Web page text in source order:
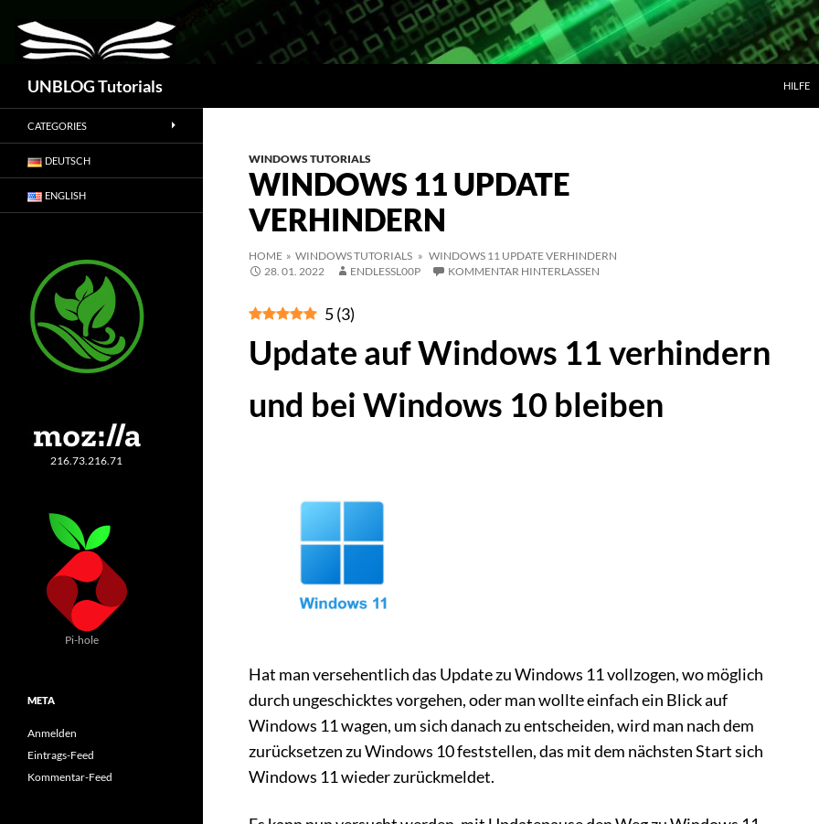
UNBLOG Tutorials
Suchen
HILFE
WINDOWS TUTORIALS
WINDOWS 11 UPDATE
VERHINDERN
HOME » WINDOWS TUTORIALS » WINDOWS 11 UPDATE VERHINDERN
28. 01. 2022
ENDLESSL00P KOMMENTAR HINTERLASSEN
5(3)
Update auf Windows 11 verhindern
und bei Windows 10 bleiben
Hat man versehentlich das Update zu Windows 11 vollzogen, wo möglich
durch ungeschicktes vorgehen, oder man wollte einfach ein Blick auf
Windows 11 wagen, um sich danach zu entscheiden, wird man nach dem
zurücksetzen zu Windows 10 feststellen, das mit dem nächsten Start sich
Windows 11 wieder zurückmeldet.
CATEGORIES
DEUTSCH
ENGLISH
216.73.216.71
Pi-hole
META
Anmelden
Eintrags-Feed
Kommentar-Feed